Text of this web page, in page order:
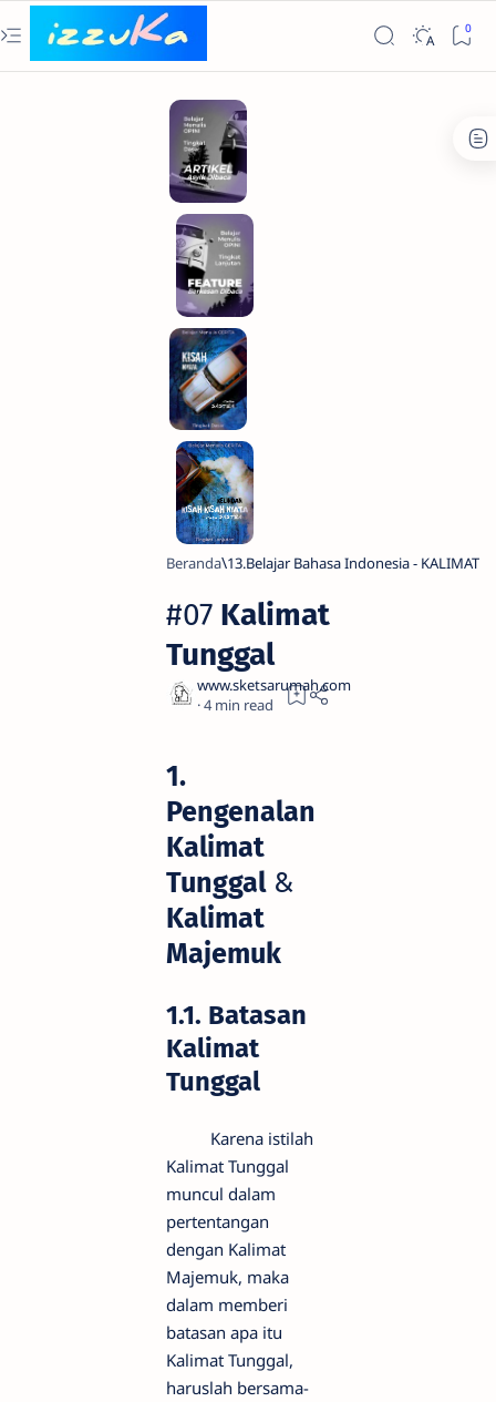
Beranda 13.Belajar Bahasa Indonesia - KALIMAT
#07 Kalimat
Tunggal
4
1.
Pengenalan
Kalimat
Tunggal&
Kalimat
Majemuk
1.1. Batasan
Kalimat
Tunggal
Karena istilah
Kalimat Tunggal
muncul dalam
pertentangan
dengan Kalimat
Majemuk, maka
dalam memberi
batasan apa itu
Kalimat Tunggal,
haruslah bersama-